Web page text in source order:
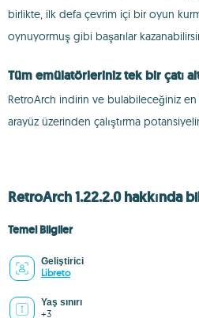
birlikte, ilk defa çevrim içi bir oyun
oynuyormuş gibi başarılar
Tüm emülatörleriniz tek bir çatı
RetroArch indirin ve bulabileceğiniz
arayüz üzerinden çalıştırma
RetroArch 1.22.2.0 hakkında
Temel Bilgiler
Geliştirici
Libreto
Yaş sınırı
+3